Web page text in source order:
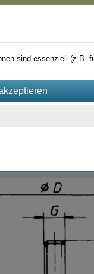
sind essenziell (z.B.